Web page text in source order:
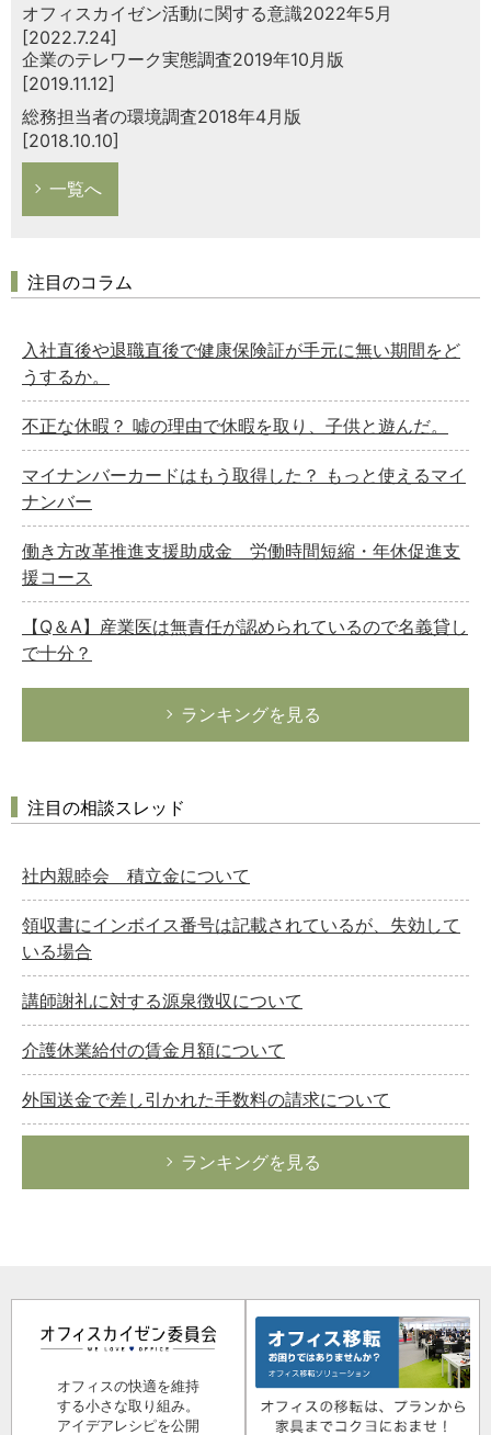
オフィスカイゼン活動に関する意識2022年5月
[2022.7.24]
企業のテレワーク実態調査2019年10月版
[2019.11.12]
総務担当者の環境調査2018年4月版
[2018.10.10]
一覧へ
注目のコラム
入社直後や退職直後で健康保険証が手元に無い期間をど
うするか。
不正な休暇？ 嘘の理由で休暇を取り、子供と遊んだ。
マイナンバーカードはもう取得した？ もっと使えるマイ
ナンバー
働き方改革推進支援助成金 労働時間短縮・年休促進支
援コース
【Q＆A】産業医は無責任が認められているので名義貸し
で十分？
ランキングを見る
注目の相談スレッド
社内親睦会 積立金について
領収書にインボイス番号は記載されているが、失効して
いる場合
講師謝礼に対する源泉徴収について
介護休業給付の賃金月額について
外国送金で差し引かれた手数料の請求について
ランキングを見る
オフィスの快適を維持
する小さな取り組み。
アイデアレシピを公開